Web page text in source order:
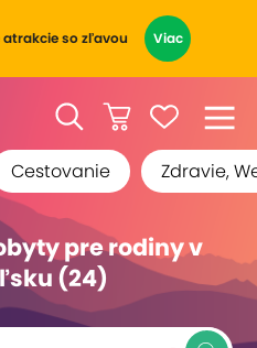
atrakcie so zľavou Viac
Cestovanie Zdravie,
pre rodiny v
(24)